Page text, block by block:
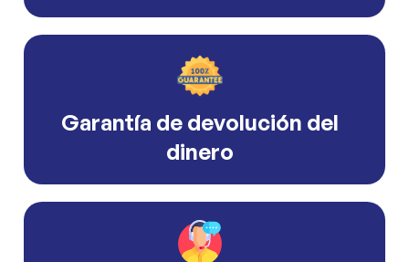
Garantía de devolución del
dinero